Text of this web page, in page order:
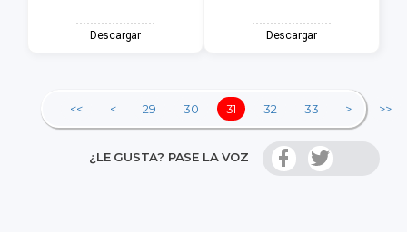
Descargar Descargar
<< < 29 30 31 32 33 > >>
¿LE GUSTA? PASE LA VOZ